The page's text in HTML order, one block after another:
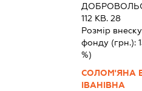
112 КВ. 28
Розмір
фонду (грн.):
%)
СОЛОМ'ЯНА
ІВАНІВНА